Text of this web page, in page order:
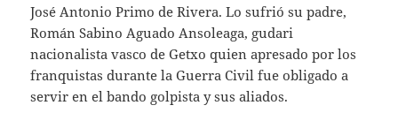
José Antonio Primo de Rivera. Lo sufrió su padre,
Román Sabino Aguado Ansoleaga, gudari
nacionalista vasco de Getxo quien apresado por los
franquistas durante la Guerra Civil fue obligado a
servir en el bando golpista y sus aliados.